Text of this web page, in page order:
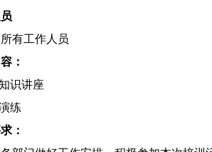
有工作人员
：
识讲座
练
：